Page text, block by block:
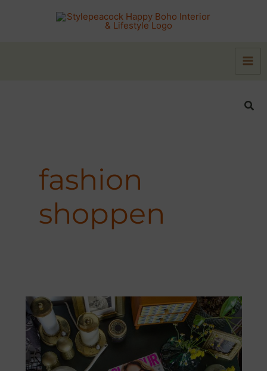
fashion
shoppen